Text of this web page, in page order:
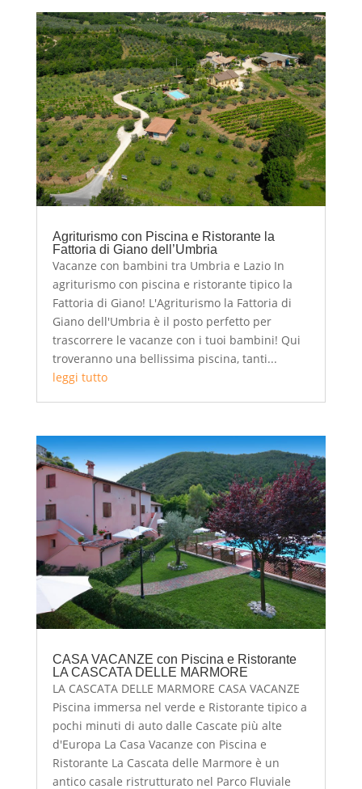
Agriturismo con Piscina e Ristorante la
Fattoria di Giano dell’Umbria
Vacanze con bambini tra Umbria e Lazio In
agriturismo con piscina e ristorante tipico la
Fattoria di Giano! L'Agriturismo la Fattoria di
Giano dell'Umbria è il posto perfetto per
trascorrere le vacanze con i tuoi bambini! Qui
troveranno una bellissima piscina, tanti...
leggi tutto
CASA VACANZE con Piscina e Ristorante
LA CASCATA DELLE MARMORE
LA CASCATA DELLE MARMORE CASA VACANZE
Piscina immersa nel verde e Ristorante tipico a
pochi minuti di auto dalle Cascate più alte
d'Europa La Casa Vacanze con Piscina e
Ristorante La Cascata delle Marmore è un
antico casale ristrutturato nel Parco Fluviale